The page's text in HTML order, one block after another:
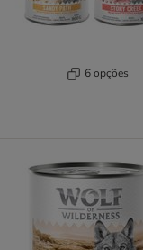
6 opções